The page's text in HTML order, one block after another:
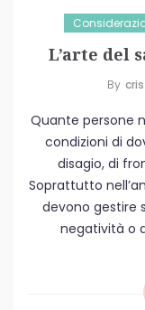
L’arte del
By
Quante persone
condizioni di
disagio, di
Soprattutto
devono gestire
negatività o